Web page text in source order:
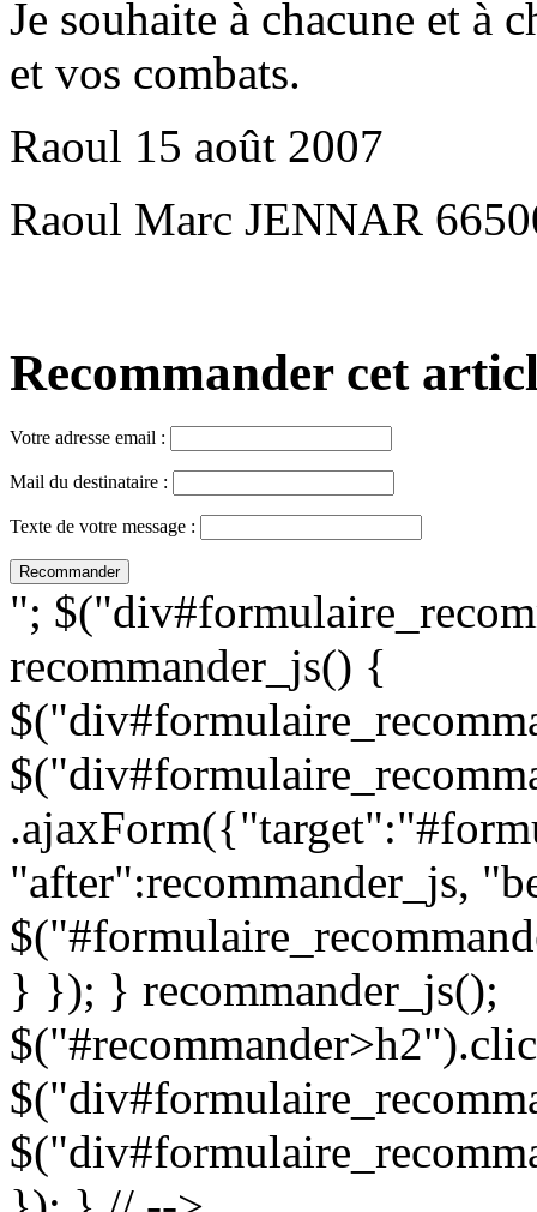
Je souhaite à chacune et à
et vos combats.
Raoul 15 août 2007
Raoul Marc JENNAR
Recommander cet
Votre adresse email :
Mail du destinataire :
Texte de votre message :
";
recommander_js() {
"after":recommander_js,
} }); } recommander_js();